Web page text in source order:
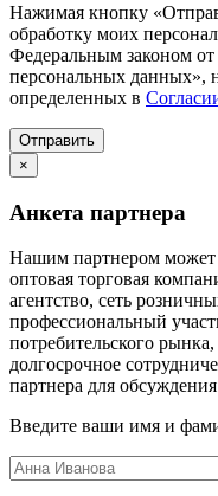
Нажимая кнопку
обработку моих
Федеральным законом
персональных данных»,
определенных в
Отправить
×
Анкета партнера
Нашим партнером может
оптовая торговая
агентство, сеть
профессиональный
потребительского
долгосрочное
партнера для
Введите ваши имя и